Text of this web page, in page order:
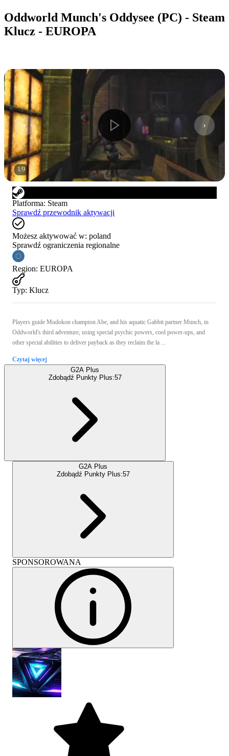
Oddworld Munch's Oddysee (PC) - Steam
Klucz - EUROPA
1/9
Platforma: Steam
Sprawdź przewodnik aktywacji
Możesz aktywować w: poland
Sprawdź ograniczenia regionalne
Region: EUROPA
Typ: Klucz
Players guide Mudokon champion Abe, and his aquatic Gabbit partner Munch, in
Oddworld's third adventure, using special psychic powers, cool power-ups, and
other special abilities to deliver payback as they reclaim the la ...
Czytaj więcej
G2A Plus
Zdobądź Punkty Plus:57
G2A Plus
Zdobądź Punkty Plus:57
SPONSOROWANA